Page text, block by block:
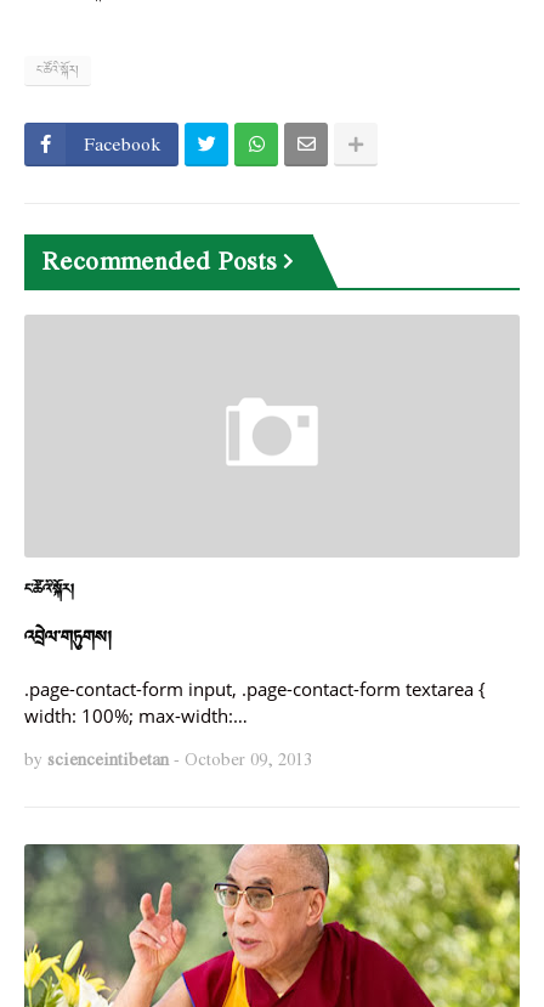
ང་ཚོའི་སྐོར།
Facebook
Recommended Posts
ང་ཚོའི་སྐོར།
འབྲེལ་གཏུགས།
.page-contact-form input, .page-contact-form textarea {
width: 100%; max-width:…
by scienceintibetan- October 09, 2013